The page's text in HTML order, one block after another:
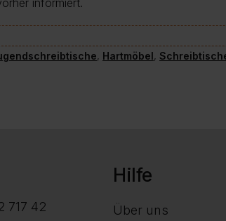
informiert.
, Hartmöbel,
717 42
Hilfe
Über uns